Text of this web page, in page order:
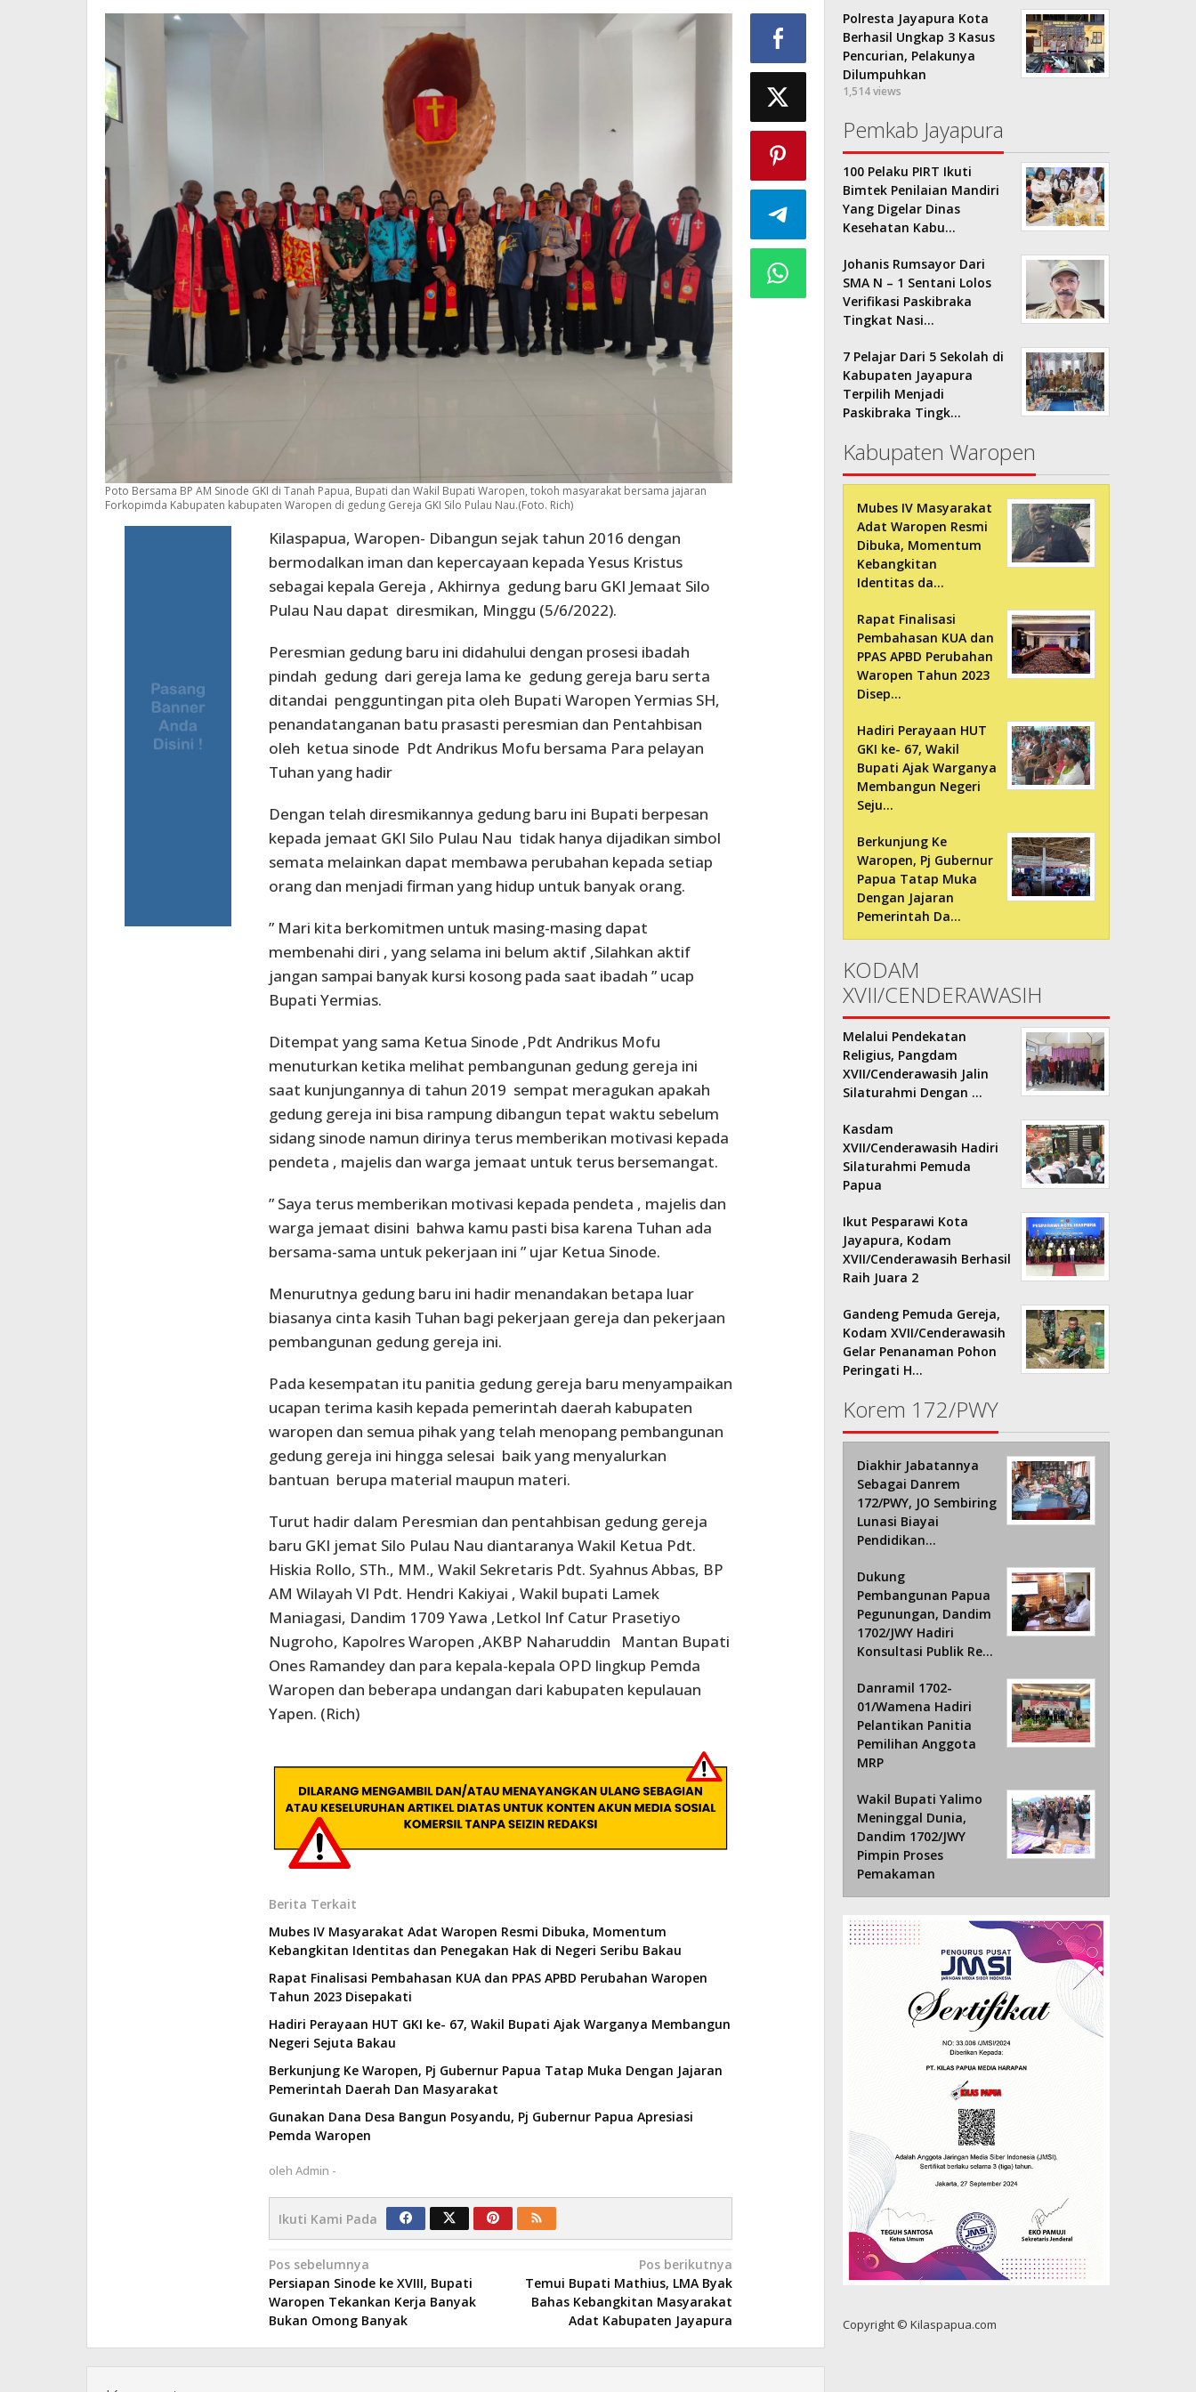
Poto Bersama BP AM Sinode GKI di Tanah Papua, Bupati dan Wakil Bupati Waropen, tokoh masyarakat bersama jajaran
Forkopimda Kabupaten kabupaten Waropen di gedung Gereja GKI Silo Pulau Nau.(Foto. Rich)
Kilaspapua, Waropen- Dibangun sejak tahun 2016 dengan
bermodalkan iman dan kepercayaan kepada Yesus Kristus
sebagai kepala Gereja , Akhirnya gedung baru GKI Jemaat Silo
Pulau Nau dapat diresmikan, Minggu (5/6/2022).
Peresmian gedung baru ini didahului dengan prosesi ibadah
pindah gedung dari gereja lama ke gedung gereja baru serta
ditandai pengguntingan pita oleh Bupati Waropen Yermias SH,
penandatanganan batu prasasti peresmian dan Pentahbisan
oleh ketua sinode Pdt Andrikus Mofu bersama Para pelayan
Tuhan yang hadir
Dengan telah diresmikannya gedung baru ini Bupati berpesan
kepada jemaat GKI Silo Pulau Nau tidak hanya dijadikan simbol
semata melainkan dapat membawa perubahan kepada setiap
orang dan menjadi firman yang hidup untuk banyak orang.
” Mari kita berkomitmen untuk masing-masing dapat
membenahi diri , yang selama ini belum aktif ,Silahkan aktif
jangan sampai banyak kursi kosong pada saat ibadah ” ucap
Bupati Yermias.
Ditempat yang sama Ketua Sinode ,Pdt Andrikus Mofu
menuturkan ketika melihat pembangunan gedung gereja ini
saat kunjungannya di tahun 2019 sempat meragukan apakah
gedung gereja ini bisa rampung dibangun tepat waktu sebelum
sidang sinode namun dirinya terus memberikan motivasi kepada
pendeta , majelis dan warga jemaat untuk terus bersemangat.
” Saya terus memberikan motivasi kepada pendeta , majelis dan
warga jemaat disini bahwa kamu pasti bisa karena Tuhan ada
bersama-sama untuk pekerjaan ini ” ujar Ketua Sinode.
Menurutnya gedung baru ini hadir menandakan betapa luar
biasanya cinta kasih Tuhan bagi pekerjaan gereja dan pekerjaan
pembangunan gedung gereja ini.
Pada kesempatan itu panitia gedung gereja baru menyampaikan
ucapan terima kasih kepada pemerintah daerah kabupaten
waropen dan semua pihak yang telah menopang pembangunan
gedung gereja ini hingga selesai baik yang menyalurkan
bantuan berupa material maupun materi.
Turut hadir dalam Peresmian dan pentahbisan gedung gereja
baru GKI jemat Silo Pulau Nau diantaranya Wakil Ketua Pdt.
Hiskia Rollo, STh., MM., Wakil Sekretaris Pdt. Syahnus Abbas, BP
AM Wilayah VI Pdt. Hendri Kakiyai , Wakil bupati Lamek
Maniagasi, Dandim 1709 Yawa ,Letkol Inf Catur Prasetiyo
Nugroho, Kapolres Waropen ,AKBP Naharuddin Mantan Bupati
Ones Ramandey dan para kepala-kepala OPD lingkup Pemda
Waropen dan beberapa undangan dari kabupaten kepulauan
Yapen. (Rich)
Berita Terkait
Mubes IV Masyarakat Adat Waropen Resmi Dibuka, Momentum
Kebangkitan Identitas dan Penegakan Hak di Negeri Seribu Bakau
Rapat Finalisasi Pembahasan KUA dan PPAS APBD Perubahan Waropen
Tahun 2023 Disepakati
Hadiri Perayaan HUT GKI ke- 67, Wakil Bupati Ajak Warganya Membangun
Negeri Sejuta Bakau
Berkunjung Ke Waropen, Pj Gubernur Papua Tatap Muka Dengan Jajaran
Pemerintah Daerah Dan Masyarakat
Gunakan Dana Desa Bangun Posyandu, Pj Gubernur Papua Apresiasi
Pemda Waropen
oleh Admin -
Ikuti Kami Pada
Navigasi
pos
Pos sebelumnya
Persiapan Sinode ke XVIII, Bupati
Waropen Tekankan Kerja Banyak
Bukan Omong Banyak
Pos berikutnya
Temui Bupati Mathius, LMA Byak
Bahas Kebangkitan Masyarakat
Adat Kabupaten Jayapura
Polresta Jayapura Kota
Berhasil Ungkap 3 Kasus
Pencurian, Pelakunya
Dilumpuhkan
1,514 views
Pemkab Jayapura
100 Pelaku PIRT Ikuti
Bimtek Penilaian Mandiri
Yang Digelar Dinas
Kesehatan Kabu…
Johanis Rumsayor Dari
SMA N – 1 Sentani Lolos
Verifikasi Paskibraka
Tingkat Nasi…
7 Pelajar Dari 5 Sekolah di
Kabupaten Jayapura
Terpilih Menjadi
Paskibraka Tingk…
Kabupaten Waropen
Mubes IV Masyarakat
Adat Waropen Resmi
Dibuka, Momentum
Kebangkitan
Identitas da…
Rapat Finalisasi
Pembahasan KUA dan
PPAS APBD Perubahan
Waropen Tahun 2023
Disep…
Hadiri Perayaan HUT
GKI ke- 67, Wakil
Bupati Ajak Warganya
Membangun Negeri
Seju…
Berkunjung Ke
Waropen, Pj Gubernur
Papua Tatap Muka
Dengan Jajaran
Pemerintah Da…
KODAM
XVII/CENDERAWASIH
Melalui Pendekatan
Religius, Pangdam
XVII/Cenderawasih Jalin
Silaturahmi Dengan …
Kasdam
XVII/Cenderawasih Hadiri
Silaturahmi Pemuda
Papua
Ikut Pesparawi Kota
Jayapura, Kodam
XVII/Cenderawasih Berhasil
Raih Juara 2
Gandeng Pemuda Gereja,
Kodam XVII/Cenderawasih
Gelar Penanaman Pohon
Peringati H…
Korem 172/PWY
Diakhir Jabatannya
Sebagai Danrem
172/PWY, JO Sembiring
Lunasi Biayai
Pendidikan…
Dukung
Pembangunan Papua
Pegunungan, Dandim
1702/JWY Hadiri
Konsultasi Publik Re…
Danramil 1702-
01/Wamena Hadiri
Pelantikan Panitia
Pemilihan Anggota
MRP
Wakil Bupati Yalimo
Meninggal Dunia,
Dandim 1702/JWY
Pimpin Proses
Pemakaman
Copyright © Kilaspapua.com